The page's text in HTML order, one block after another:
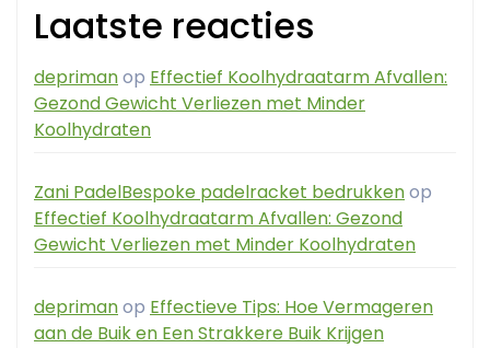
Laatste reacties
deprimanop Effectief Koolhydraatarm Afvallen:
Gezond Gewicht Verliezen met Minder
Koolhydraten
Zani PadelBespoke padelracket bedrukkenop
Effectief Koolhydraatarm Afvallen: Gezond
Gewicht Verliezen met Minder Koolhydraten
deprimanop Effectieve Tips: Hoe Vermageren
aan de Buik en Een Strakkere Buik Krijgen